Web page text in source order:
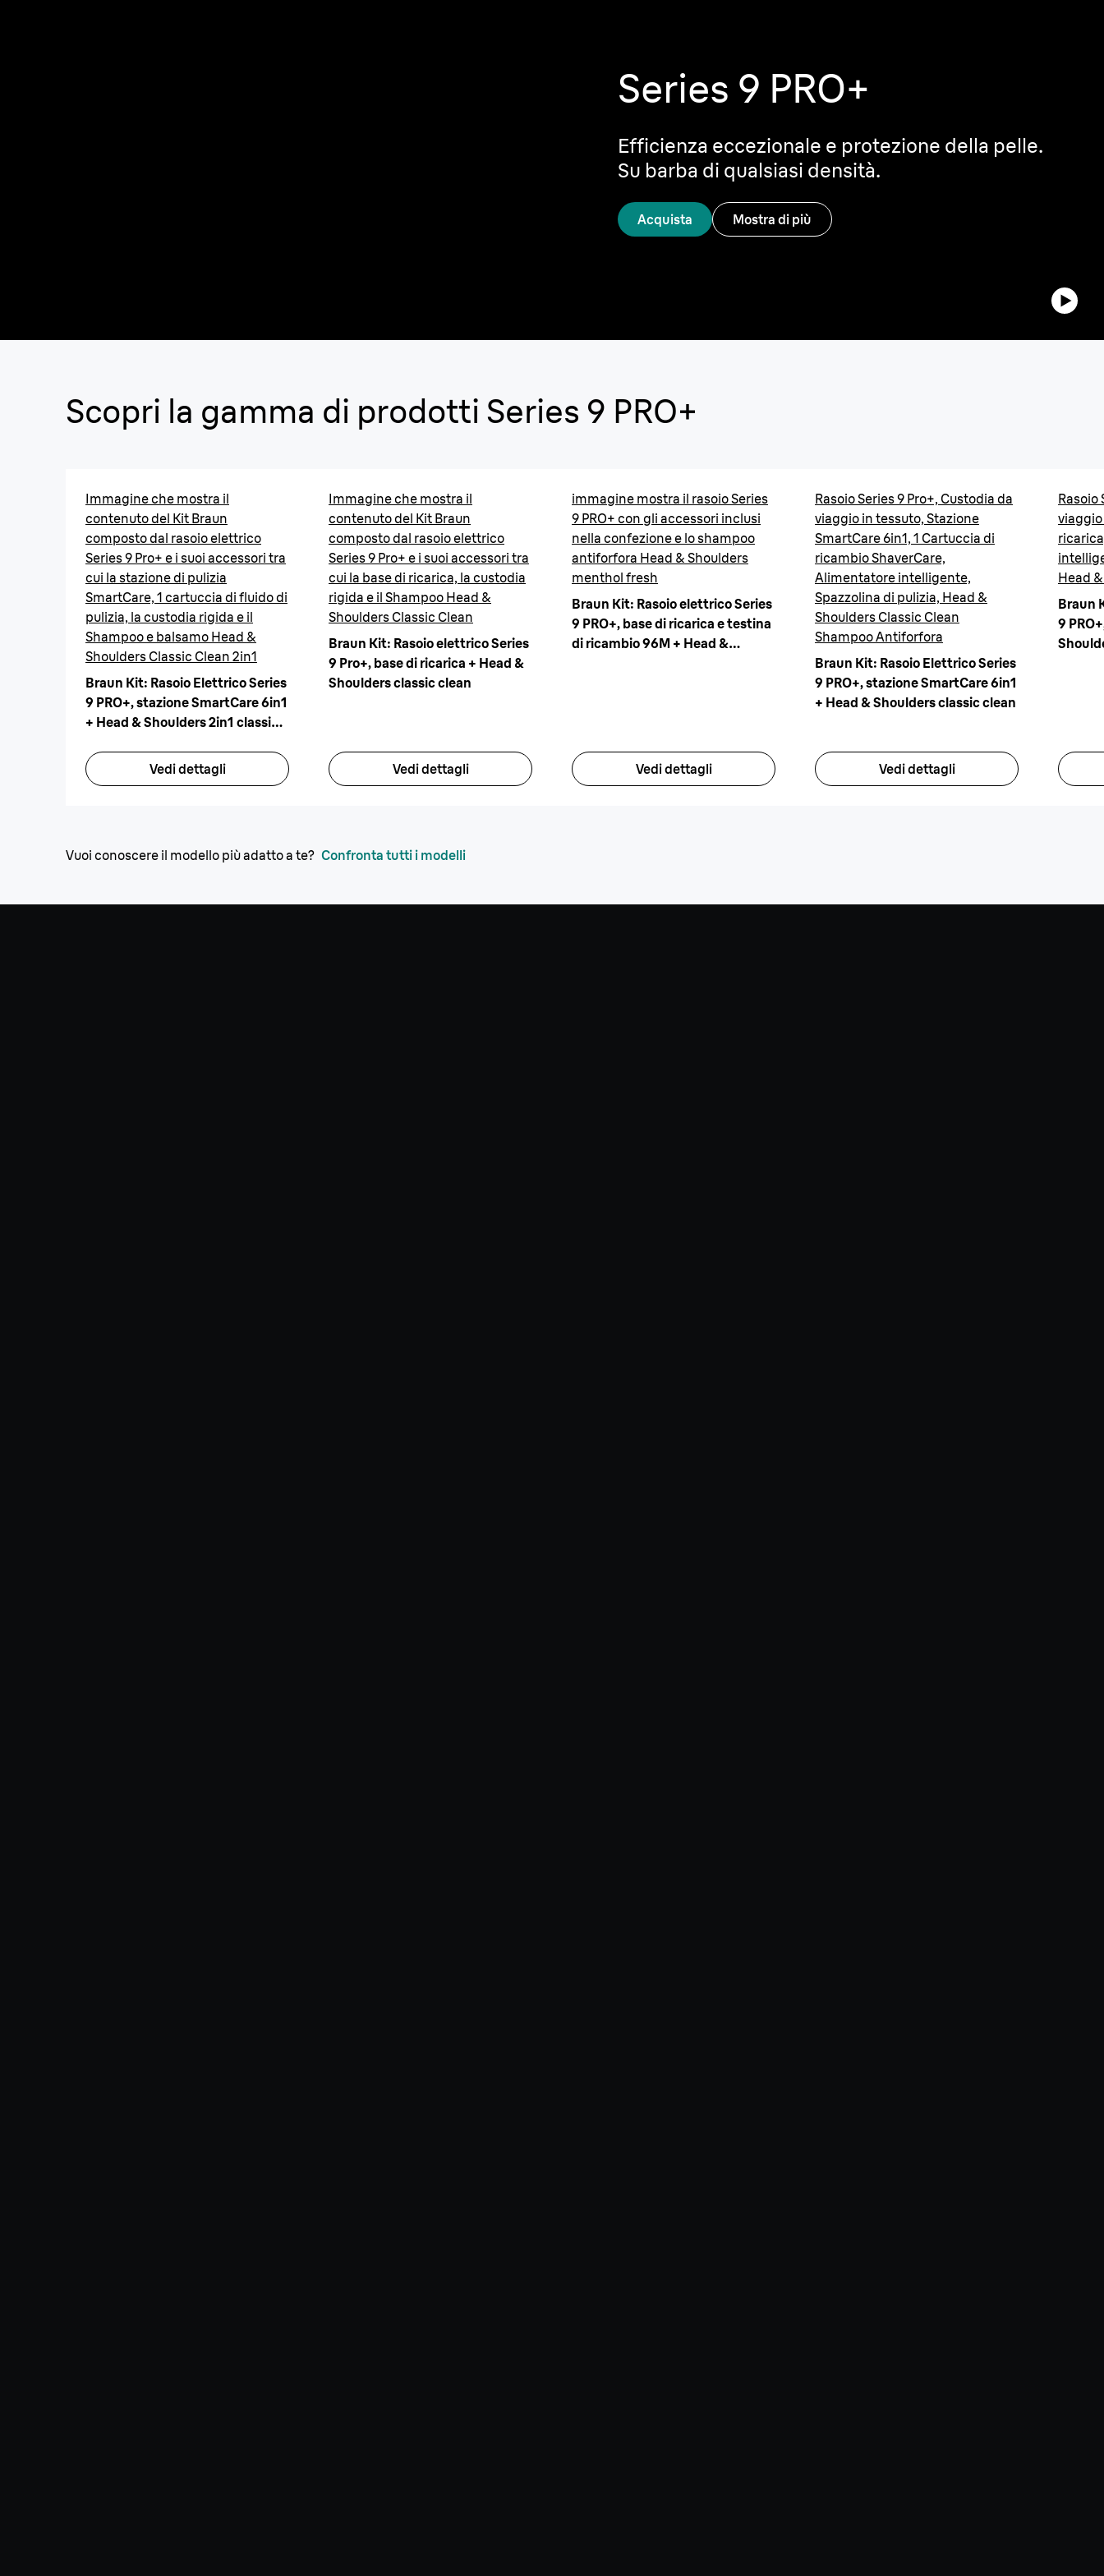
Series 9 PRO+
Efficienza eccezionale e protezione della pelle.
Su barba di qualsiasi densità.
Acquista Mostra di più
Scopri la gamma di prodotti Series 9 PRO+
Immagine che mostra il
contenuto del Kit Braun
composto dal rasoio elettrico
Series 9 Pro+ e i suoi accessori tra
cui la stazione di pulizia
SmartCare, 1 cartuccia di fluido di
pulizia, la custodia rigida e il
Shampoo e balsamo Head &
Shoulders Classic Clean 2in1
Braun Kit: Rasoio Elettrico Series
9 PRO+, stazione SmartCare 6in1
+ Head & Shoulders 2in1 classic
Vedi dettagli
Immagine che mostra il
contenuto del Kit Braun
composto dal rasoio elettrico
Series 9 Pro+ e i suoi accessori tra
cui la base di ricarica, la custodia
rigida e il Shampoo Head &
Shoulders Classic Clean
Braun Kit: Rasoio elettrico Series
9 Pro+, base di ricarica + Head &
Shoulders classic clean
Vedi dettagli
immagine mostra il rasoio Series
9 PRO+ con gli accessori inclusi
nella confezione e lo shampoo
antiforfora Head & Shoulders
menthol fresh
Braun Kit: Rasoio elettrico Series
9 PRO+, base di ricarica e testina
di ricambio 96M + Head &
Vedi dettagli
Rasoio Series 9 Pro+, Custodia da
viaggio in tessuto, Stazione
SmartCare 6in1, 1 Cartuccia di
ricambio ShaverCare,
Alimentatore intelligente,
Spazzolina di pulizia, Head &
Shoulders Classic Clean
Shampoo Antiforfora
Braun Kit: Rasoio Elettrico Series
9 PRO+, stazione SmartCare 6in1
+ Head & Shoulders classic clean
Vedi dettagli
Rasoio
viaggio
Head
Braun
9
Vuoi conoscere il modello più adatto a te? Confronta tutti i modelli